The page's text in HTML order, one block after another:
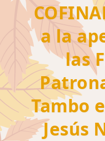
a la
las
Tambo
Jesús